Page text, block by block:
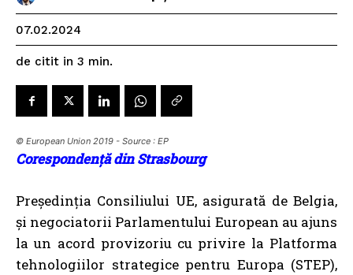
07.02.2024
de citit in 3 min.
© European Union 2019 - Source : EP
Corespondență din Strasbourg
Președinția Consiliului UE, asigurată de Belgia,
și negociatorii Parlamentului European au ajuns
la un acord provizoriu cu privire la Platforma
tehnologiilor strategice pentru Europa (STEP),